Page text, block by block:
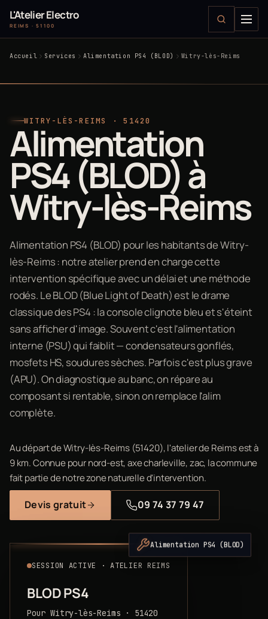
L'Atelier Electro
REIMS · 51100
Accueil Services Alimentation PS4 (BLOD) Witry-lès-Reims
WITRY-LÈS-REIMS · 51420
Alimentation
PS4 (BLOD) à
Witry-lès-Reims
Alimentation PS4 (BLOD) pour les habitants de Witry-
lès-Reims : notre atelier prend en charge cette
intervention spécifique avec un délai et une méthode
rodés. Le BLOD (Blue Light of Death) est le drame
classique des PS4 : la console clignote bleu et s'éteint
sans afficher d'image. Souvent c'est l'alimentation
interne (PSU) qui faiblit — condensateurs gonflés,
mosfets HS, soudures sèches. Parfois c'est plus grave
(APU). On diagnostique au banc, on répare au
composant si rentable, sinon on remplace l'alim
complète.
Au départ de Witry-lès-Reims (51420), l'atelier de Reims est à
9 km. Connue pour nord-est, axe charleville, zac, la commune
fait partie de notre zone naturelle d'intervention.
Devis gratuit 09 74 37 79 47
SESSION ACTIVE · ATELIER REIMS
BLOD PS4
Pour Witry-lès-Reims · 51420
Alimentation PS4 (BLOD)